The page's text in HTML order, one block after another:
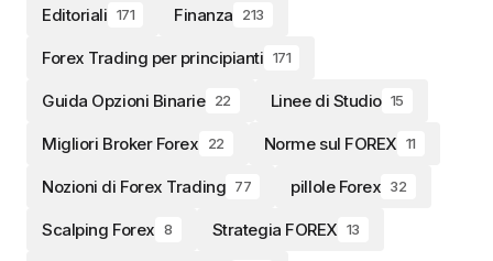
Editoriali 171 Finanza 213
Forex Trading per principianti 171
Guida Opzioni Binarie 22 Linee di Studio 15
Migliori Broker Forex 22 Norme sul FOREX 11
Nozioni di Forex Trading 77 pillole Forex 32
Scalping Forex 8 Strategia FOREX 13